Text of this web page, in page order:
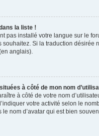
la liste !
pas installé votre langue sur le
Si la traduction désirée
anglais).
à côté de mon nom
à côté de votre nom
votre activité selon le
nom d’avatar qui est bien